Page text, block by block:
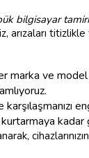
bilgisayar tamiri
arızaları
marka ve model
kurtarmaya